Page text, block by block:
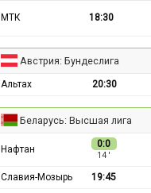
МТК 18:30
Австрия: Бундеслига
Альтах 20:30
Беларусь: Высшая лига
Нафтан 0:0
14 ′
Славия-Мозырь 19:45